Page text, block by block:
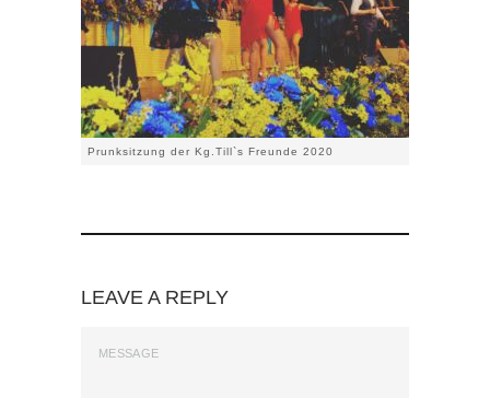
Prunksitzung der Kg.Till`s Freunde 2020
LEAVE A REPLY